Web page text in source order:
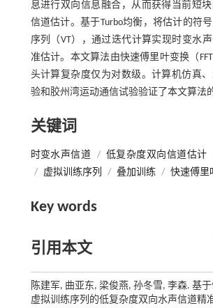
息进行双向信息融合，从而获得当前短
信道估计。基于Turbo均衡，将估计的符
序列（VT），通过迭代计算实现时变水
准估计。本文算法由快速傅里叶变换（
头计算复杂度仅为对数级。计算机仿真
验和胶州湾运动通信试验验证了本文算法
关键词
时变水声信道 / 低复杂度双向信道估计
/
虚拟训练序列 / 叠加训练 / 快速傅里
Key words
引用本文
陈建军, 曲亚东, 梁俊燕, 孙冬雪, 李森. 基
虚拟训练序列的低复杂度双向水声信道精